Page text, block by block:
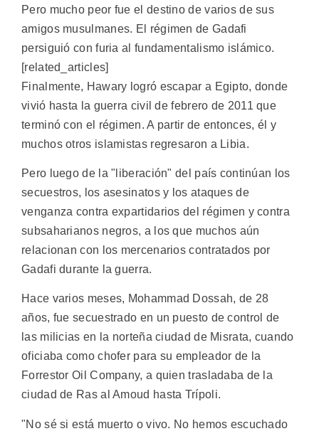
Pero mucho peor fue el destino de varios de sus
amigos musulmanes. El régimen de Gadafi
persiguió con furia al fundamentalismo islámico.
[related_articles]
Finalmente, Hawary logró escapar a Egipto, donde
vivió hasta la guerra civil de febrero de 2011 que
terminó con el régimen. A partir de entonces, él y
muchos otros islamistas regresaron a Libia.
Pero luego de la "liberación" del país continúan los
secuestros, los asesinatos y los ataques de
venganza contra expartidarios del régimen y contra
subsaharianos negros, a los que muchos aún
relacionan con los mercenarios contratados por
Gadafi durante la guerra.
Hace varios meses, Mohammad Dossah, de 28
años, fue secuestrado en un puesto de control de
las milicias en la norteña ciudad de Misrata, cuando
oficiaba como chofer para su empleador de la
Forrestor Oil Company, a quien trasladaba de la
ciudad de Ras al Amoud hasta Trípoli.
"No sé si está muerto o vivo. No hemos escuchado